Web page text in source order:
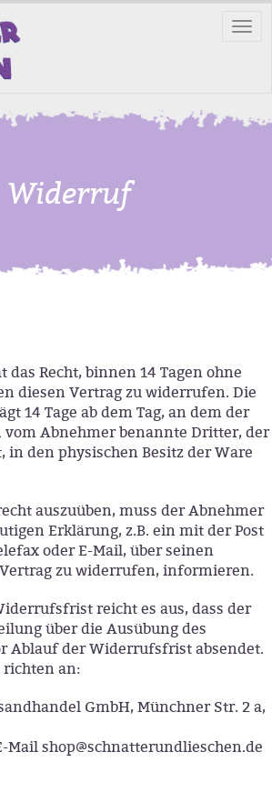
Widerruf
das Recht, binnen 14 Tagen ohne
diesen Vertrag zu widerrufen. Die
14 Tage ab dem Tag, an dem der
Abnehmer benannte Dritter, der
in den physischen Besitz der Ware
auszuüben, muss der Abnehmer
Erklärung, z.B. ein mit der Post
oder E-Mail, über seinen
zu widerrufen, informieren.
reicht es aus, dass der
über die Ausübung des
Ablauf der Widerrufsfrist absendet.
an:
GmbH, Münchner Str. 2 a,
Mail shop@schnatterundlieschen.de